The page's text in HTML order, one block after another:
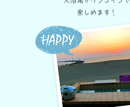
​楽しめます！